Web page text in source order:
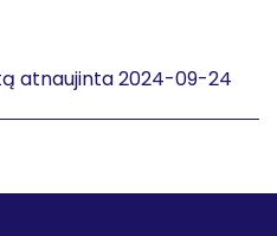
atnaujinta 2024-09-24